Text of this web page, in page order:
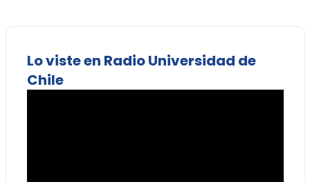
Lo viste en Radio Universidad de
Chile